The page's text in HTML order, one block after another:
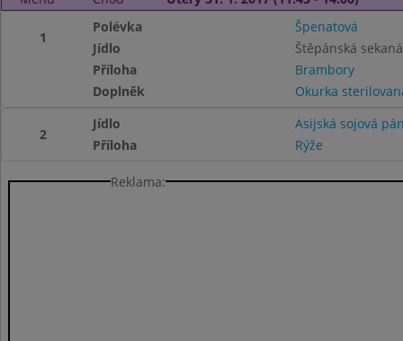
1
Polévka
Špenatová
Jídlo
Štěpánská sekaná
Příloha
Brambory
Doplněk
Okurka
2
Jídlo
Asijská sojová
Příloha
Rýže
Reklama: